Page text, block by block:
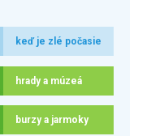
keď je zlé počasie
hrady a múzeá
burzy a jarmoky